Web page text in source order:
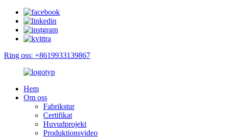
Ring oss: +8619933139867
Hem
Om oss
Fabrikstur
Certifikat
Huvudprojekt
Produktionsvideo